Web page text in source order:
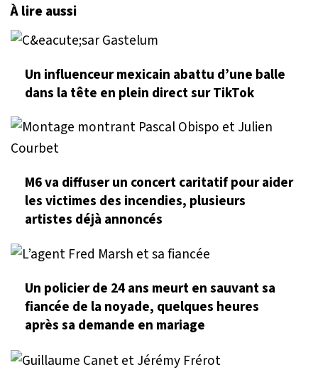
À lire aussi
Un influenceur mexicain abattu d’une balle
dans la tête en plein direct sur TikTok
M6 va diffuser un concert caritatif pour aider
les victimes des incendies, plusieurs
artistes déjà annoncés
Un policier de 24 ans meurt en sauvant sa
fiancée de la noyade, quelques heures
après sa demande en mariage